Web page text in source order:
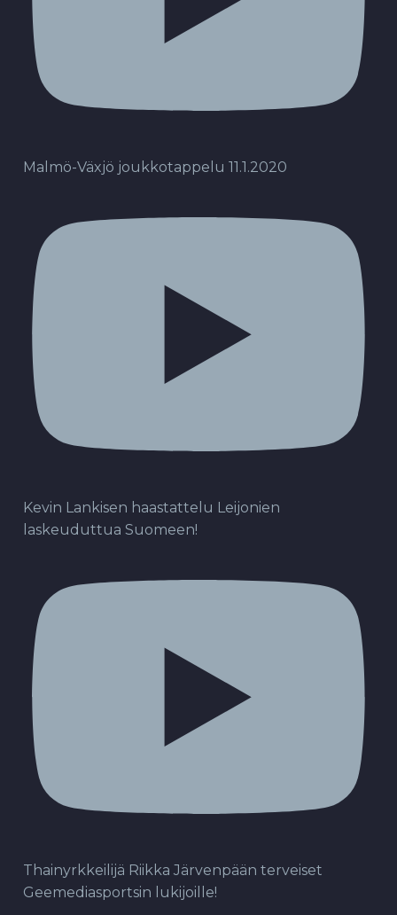
Malmö-Växjö joukkotappelu 11.1.2020
Kevin Lankisen haastattelu Leijonien
laskeuduttua Suomeen!
Thainyrkkeilijä Riikka Järvenpään terveiset
Geemediasportsin lukijoille!